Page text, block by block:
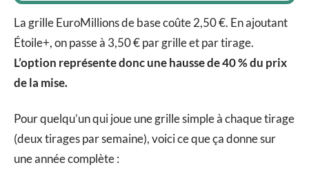
La grille EuroMillions de base coûte 2,50 €. En ajoutant
Étoile+, on passe à 3,50 € par grille et par tirage.
L’option représente donc une hausse de 40 % du prix
de la mise.
Pour quelqu’un qui joue une grille simple à chaque tirage
(deux tirages par semaine), voici ce que ça donne sur
une année complète :